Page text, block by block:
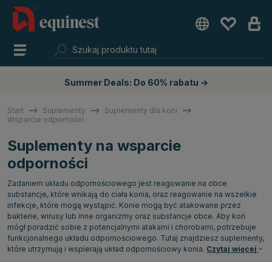
Summer Deals: Do 60% rabatu →
Start Suplementy
Suplementy dla koni
Wsparcie odporności
Suplementy na wsparcie
odporności
Zadaniem układu odpornościowego jest reagowanie na obce
substancje, które wnikają do ciała konia, oraz reagowanie na wszelkie
infekcje, które mogą wystąpić. Konie mogą być atakowane przez
bakterie, wirusy lub inne organizmy oraz substancje obce. Aby koń
mógł poradzić sobie z potencjalnymi atakami i chorobami, potrzebuje
funkcjonalnego układu odpornościowego. Tutaj znajdziesz suplementy,
które utrzymują i wspierają układ odpornościowy konia. Czytaj więcej